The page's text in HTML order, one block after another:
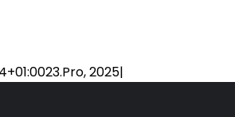
23.Pro, 2025|